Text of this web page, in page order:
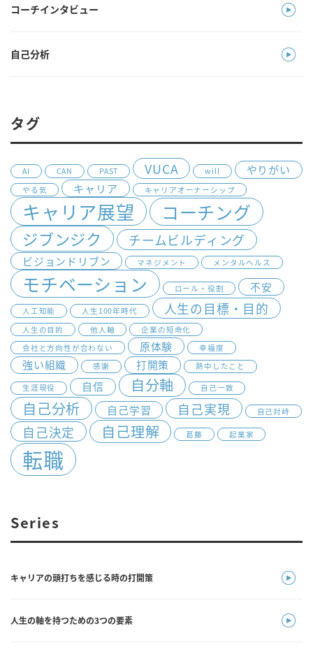
コーチインタビュー
自己分析
タグ
AI CAN PAST VUCA will やりがい
やる気 キャリア キャリアオーナーシップ
キャリア展望 コーチング
ジブンジク チームビルディング
ビジョンドリブン マネジメント メンタルヘルス
モチベーション ロール・役割 不安
人工知能 人生100年時代 人生の目標・目的
人生の目的 他人軸
企業の短命化
会社と方向性が合わない
原体験 幸福度
強い組織 感謝 打開策 熱中したこと
生涯現役 自信 自分軸 自己一致
自己分析 自己学習 自己実現 自己対峙
自己決定 自己理解 葛藤 起業家
転職
Series
キャリアの頭打ちを感じる時の打開策
人生の軸を持つための3つの要素